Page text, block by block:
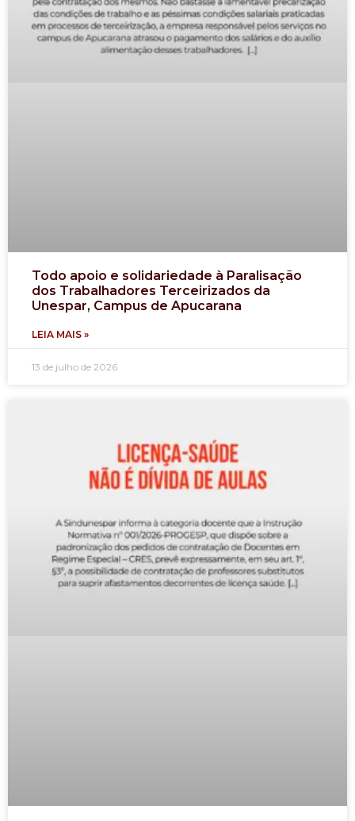
Todo apoio e solidariedade à Paralisação
dos Trabalhadores Terceirizados da
Unespar, Campus de Apucarana
LEIA MAIS »
13 de julho de 2026